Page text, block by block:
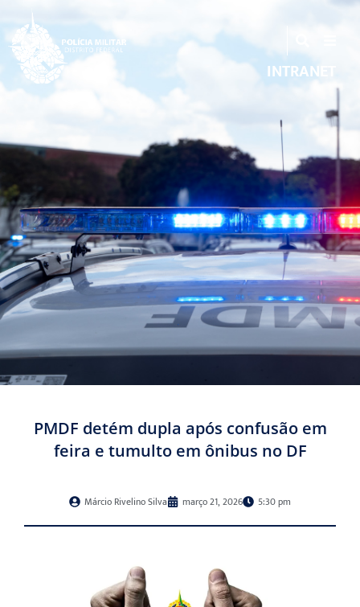
INTRANET
PMDF detém dupla após confusão em
feira e tumulto em ônibus no DF
Márcio Rivelino Silva março 21, 2026 5:30 pm